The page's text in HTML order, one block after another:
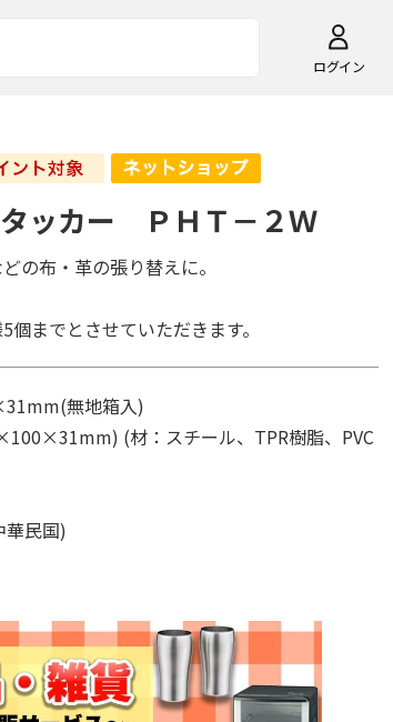
ログイン
タッカー ＰＨＴ－２Ｗ
の布・革の張り替えに。
までとさせていただきます。
無地箱入)
(材：スチール、TPR樹脂、PVC
華民国)